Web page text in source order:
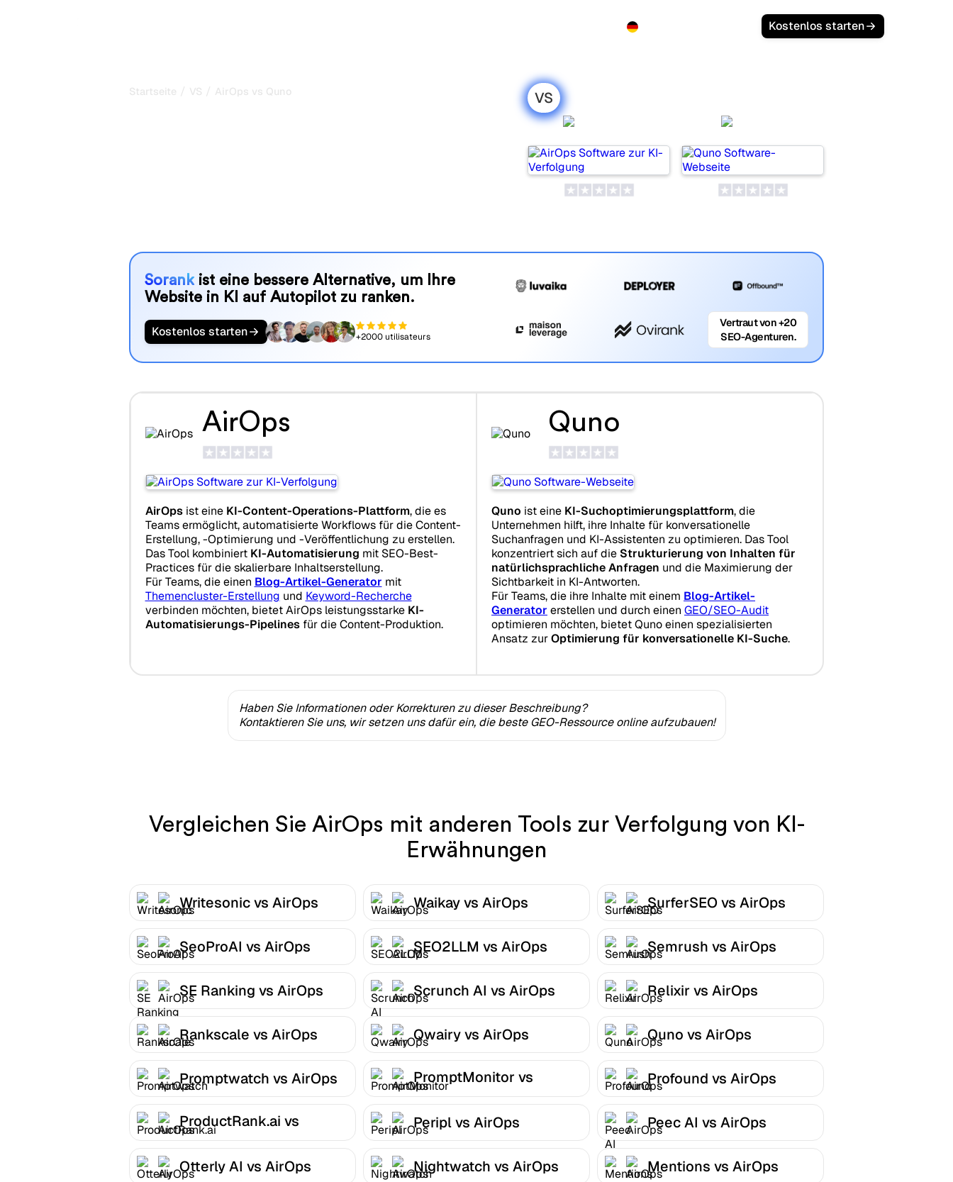
Kostenlos starten
Startseite / VS / AirOps vs Quno VS
Sorankist eine bessere Alternative, um Ihre
Website in KI auf Autopilot zu ranken.
Kostenlos starten +2000 utilisateurs
Vertraut von +20
SEO-Agenturen.
AirOps
AirOpsist eine KI-Content-Operations-Plattform, die es
Teams ermöglicht, automatisierte Workflows für die Content-
Erstellung, -Optimierung und -Veröffentlichung zu erstellen.
Das Tool kombiniert KI-Automatisierung mit SEO-Best-
Practices für die skalierbare Inhaltserstellung.
Für Teams, die einen Blog-Artikel-Generator mit
Themencluster-Erstellung und Keyword-Recherche
verbinden möchten, bietet AirOps leistungsstarke KI-
Automatisierungs-Pipelinesfür die Content-Produktion.
Quno
Quno ist eine KI-Suchoptimierungsplattform, die
Unternehmen hilft, ihre Inhalte für konversationelle
Suchanfragen und KI-Assistenten zu optimieren. Das Tool
konzentriert sich auf die Strukturierung von Inhalten für
natürlichsprachliche Anfragen und die Maximierung der
Sichtbarkeit in KI-Antworten.
Für Teams, die ihre Inhalte mit einem Blog-Artikel-
Generator erstellen und durch einen GEO/SEO-Audit
optimieren möchten, bietet Quno einen spezialisierten
Ansatz zurOptimierung für konversationelle KI-Suche.
Haben Sie Informationen oder Korrekturen zu dieser Beschreibung?
Kontaktieren Sie uns, wir setzen uns dafür ein, die beste GEO-Ressource online aufzubauen!
Vergleichen Sie AirOps mit anderen Tools zur Verfolgung von KI-
Erwähnungen
Writesonic vs AirOps Waikay vs AirOps SurferSEO vs AirOps
SeoProAI vs AirOps SEO2LLM vs AirOps Semrush vs AirOps
SE Ranking vs AirOps Scrunch AI vs AirOps Relixir vs AirOps
Rankscale vs AirOps Qwairy vs AirOps Quno vs AirOps
Promptwatch vs AirOps
PromptMonitor vs
AirOps
Profound vs AirOps
ProductRank.ai vs
AirOps
Peripl vs AirOps Peec AI vs AirOps
Otterly AI vs AirOps Nightwatch vs AirOps Mentions vs AirOps